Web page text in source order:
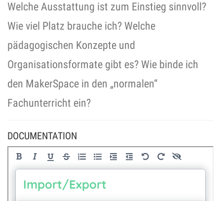
Welche Ausstattung ist zum Einstieg sinnvoll?
Wie viel Platz brauche ich? Welche
pädagogischen Konzepte und
Organisationsformate gibt es? Wie binde ich
den MakerSpace in den „normalen“
Fachunterricht ein?
DOCUMENTATION